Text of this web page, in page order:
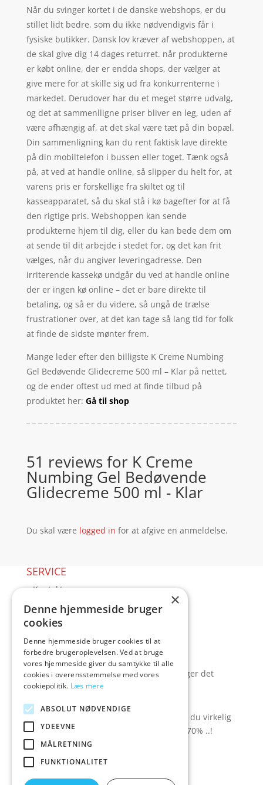
Når du svinger kortet i de danske webshops, er du
stillet lidt bedre, som du ikke nødvendigvis får i
fysiske butikker. Dansk lov kræver af webshoppen, at
de skal give dig 14 dages returret. når produkterne
er købt online, der er endda shops, der vælger at
give mere for at skille sig ud fra konkurrenterne i
markedet. Derudover har du et meget større udvalg,
og det at sammenlligne priser bliver en leg, uden af
være afhængig af, at det skal være tæt på din bopæl.
Din sammenligning kan du rent faktisk lave direkte
på din mobiltelefon i bussen eller toget. Tænk også
på, at ved at handle online, så slipper du helt for, at
varens pris er forskellige fra skiltet og til
kasseapparatet, så du skal stå i kø bagefter for at få
den rigtige pris. Webshoppen kan sende
produkterne hjem til dig, eller du kan bede dem om
at sende til dit arbejde i stedet for, og det kan frit
vælges, når du angiver leveringadresse. Den
irriterende kassekø undgår du ved at handle online
der er ingen kø online – det er bare direkte til
betaling, og så er du videre, så ungå de trælse
frustrationer over, at det kan tage så lang tid for folk
at finde de sidste mønter frem.
Mange leder efter den billigste K Creme Numbing
Gel Bedøvende Glidecreme 500 ml – Klar på nettet,
og de ender oftest ud med at finde tilbud på
produktet her: Gå til shop
51 reviews for K Creme
Numbing Gel Bedøvende
Glidecreme 500 ml - Klar
Du skal være logged in for at afgive en anmeldelse.
SERVICE
▸ Kontakt
▸ Kundeservice
▸ Sex guides
▸ Leveringsmuligheder
▸ Returnering
Blog
Pris, kvalitet & sexlegetøj – hvordan hænger det
sammen?
Se hvad der ligger i rodekassen - her kan du virkelig
gøre et kup. Der er besparelser på op til 70% ..!
▸ Se tilbuddene her
Artikel oversigt
×
Denne hjemmeside bruger
cookies
Denne hjemmeside bruger cookies til at
forbedre brugeroplevelsen. Ved at bruge
vores hjemmeside giver du samtykke til alle
cookies i overensstemmelse med vores
cookiepolitik. Læs mere
ABSOLUT NØDVENDIGE
YDEEVNE
MÅLRETNING
FUNKTIONALITET